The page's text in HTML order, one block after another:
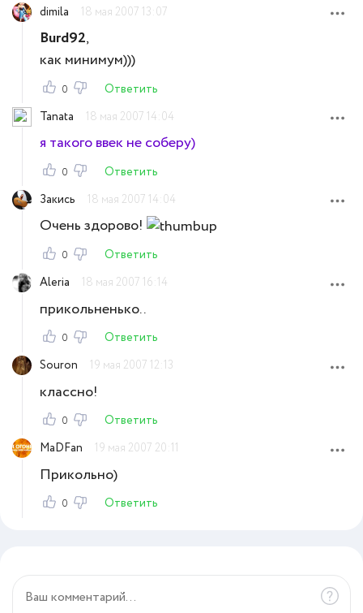
dimila
18 мая 2007 13:07
Burd92,
как минимум)))
0
Ответить
Tanata
18 мая 2007 14:04
я такого ввек не соберу)
0
Ответить
Закись
18 мая 2007 14:04
Очень здорово!
0
Ответить
Aleria
18 мая 2007 16:14
прикольненько..
0
Ответить
Souron
19 мая 2007 12:13
классно!
0
Ответить
MaDFan
19 мая 2007 20:11
Прикольно)
0 Ответить